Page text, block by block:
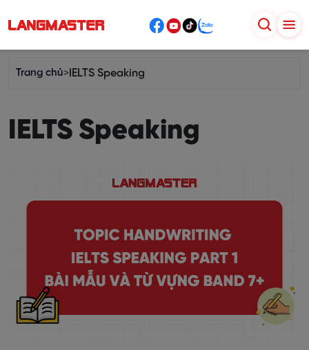
Trang chủ> IELTS Speaking
IELTS Speaking